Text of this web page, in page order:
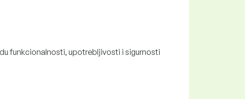
funkcionalnosti, upotrebljivosti i sigurnosti